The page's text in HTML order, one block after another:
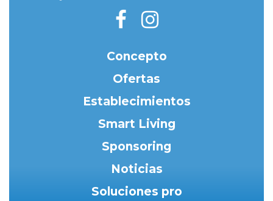
Concepto
Ofertas
Establecimientos
Smart Living
Sponsoring
Noticias
Soluciones pro